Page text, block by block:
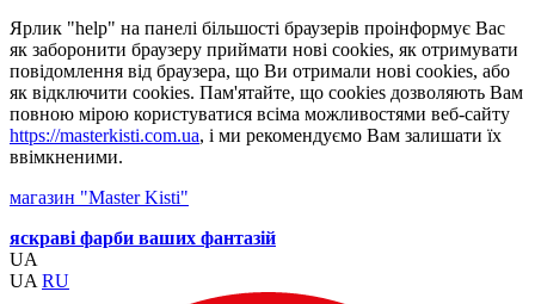
Ярлик "help" на панелі більшості браузерів проінформує Вас
як заборонити браузеру приймати нові cookies, як отримувати
повідомлення від браузера, що Ви отримали нові cookies, або
як відключити cookies. Пам'ятайте, що cookies дозволяють Вам
повною мірою користуватися всіма можливостями веб-сайту
https://masterkisti.com.ua, і ми рекомендуємо Вам залишати їх
ввімкненими.
магазин "Master Kisti"
яскраві фарби ваших фантазій
UA
UA RU